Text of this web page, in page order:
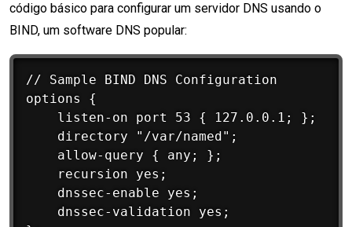
código básico para configurar um servidor DNS usando o
BIND, um software DNS popular:
// Sample BIND DNS Configuration
options {
    listen-on port 53 { 127.0.0.1; };
    directory "/var/named";
    allow-query { any; };
    recursion yes;
    dnssec-enable yes;
    dnssec-validation yes;